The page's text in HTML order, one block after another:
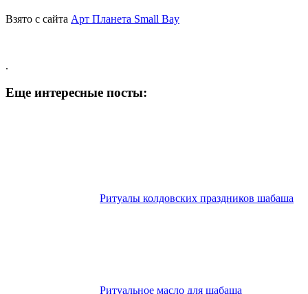
Взято с сайта Aрт Планета Small Bay
.
Еще интересные посты:
Ритуалы колдовских праздников шабаша
Ритуальное масло для шабаша